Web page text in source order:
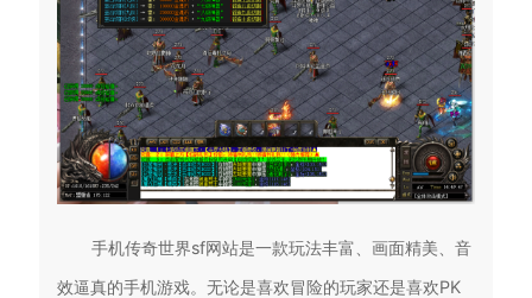
手机传奇世界sf网站是一款玩法丰富、画面精美、音
效逼真的手机游戏。无论是喜欢冒险的玩家还是喜欢PK